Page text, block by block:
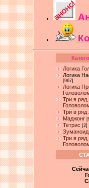
Логика
Логика
[967]
Логика
Три в ряд,
Три в ряд
Маджонг
Тетрис [2]
Зуманоид
Три в